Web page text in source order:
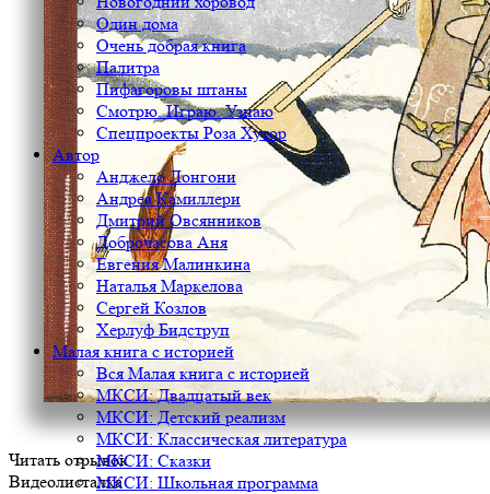
Один дома
Очень добрая книга
Палитра
Пифагоровы штаны
Смотрю. Играю. Узнаю
Спецпроекты Роза Хутор
Автор
Анджело Лонгони
Андреа Камиллери
Дмитрий Овсянников
Доброчасова Аня
Евгения Малинкина
Наталья Маркелова
Сергей Козлов
Херлуф Бидструп
Малая книга с историей
Вся Малая книга с историей
МКСИ: Двадцатый век
МКСИ: Детский реализм
МКСИ: Классическая литература
МКСИ: Сказки
МКСИ: Школьная программа
Читать отрывок
Видеолисталка